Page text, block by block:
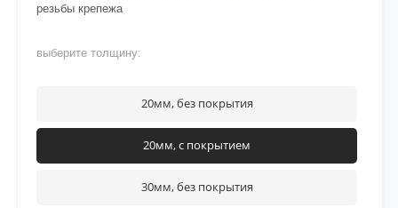
резьбы крепежа
выберите толщину:
20мм, без покрытия
20мм, с покрытием
30мм, без покрытия